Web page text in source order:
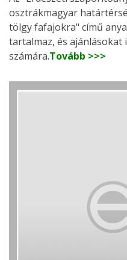
osztrákmagyar
tölgy fafajokra" című
tartalmaz, és ajánlásokat
számára.Tovább >>>